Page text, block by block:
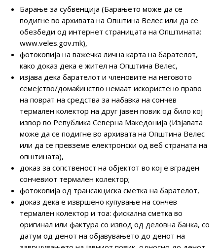
Барање за субвенција (Барањето може да се
подигне во архивата на Општина Велес или да се
обезбеди од интернет страницата на Општината:
www.veles.gov.mk),
фотокопија на важечка лична карта на барателот,
како доказ дека е жител на Општина Велес,
изјава дека барателот и членовите на неговото
семејство/домаќинство немаат искористено право
на поврат на средства за набавка на сончев
термален колектор на друг јавен повик од било кој
извор во Република Северна Македонија (Изјавата
може да се подигне во архивата на Општина Велес
или да се превземе електронски од веб страната на
општината),
доказ за сопственост на објектот во кој е вграден
сончевиот термален колектор;
фотокопија од трансакциска сметка на барателот,
доказ дека е извршено купување на сончев
термален колектор и тоа: фискална сметка во
оригинал или фактура со извод од деловна банка, со
датум од денот на објавувањето до денот на